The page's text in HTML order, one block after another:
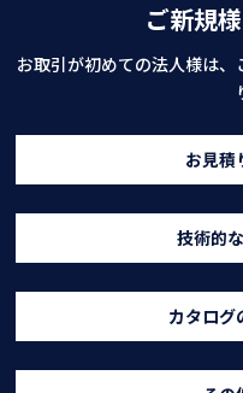
ご新規
お取引が初めての法人様は
お見積
技術的
カタログ